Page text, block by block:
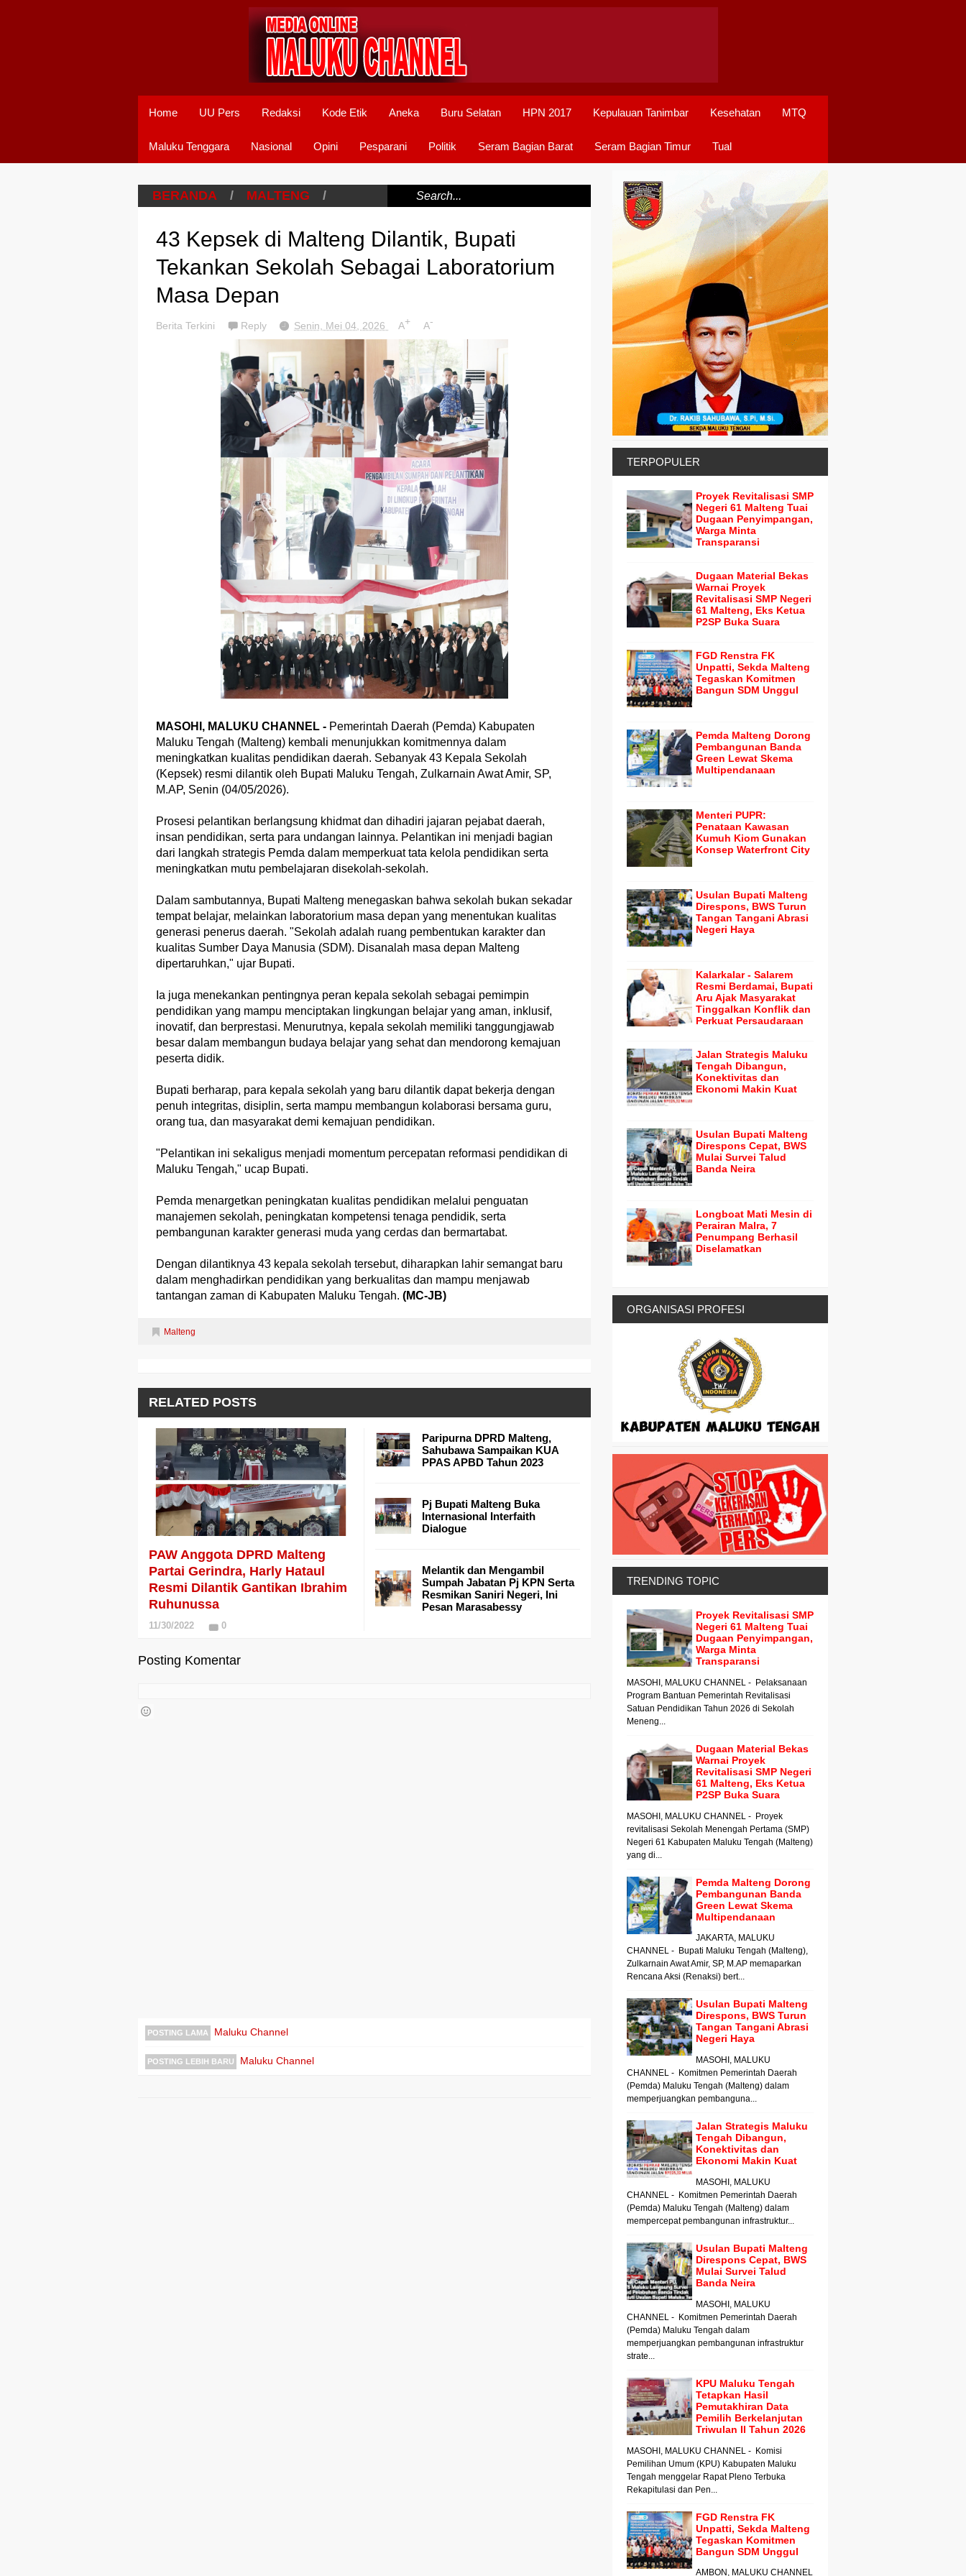
Home UU Pers Redaksi Kode Etik Aneka Buru Selatan HPN 2017 Kepulauan Tanimbar Kesehatan MTQ
Maluku Tenggara Nasional Opini Pesparani Politik Seram Bagian Barat Seram Bagian Timur Tual
BERANDA / MALTENG /
43 Kepsek di Malteng Dilantik, Bupati
Tekankan Sekolah Sebagai Laboratorium
Masa Depan
Berita Terkini Reply Senin, Mei 04, 2026 A+ A-
MASOHI, MALUKU CHANNEL - Pemerintah Daerah (Pemda) Kabupaten
Maluku Tengah (Malteng) kembali menunjukkan komitmennya dalam
meningkatkan kualitas pendidikan daerah. Sebanyak 43 Kepala Sekolah
(Kepsek) resmi dilantik oleh Bupati Maluku Tengah, Zulkarnain Awat Amir, SP,
M.AP, Senin (04/05/2026).
Prosesi pelantikan berlangsung khidmat dan dihadiri jajaran pejabat daerah,
insan pendidikan, serta para undangan lainnya. Pelantikan ini menjadi bagian
dari langkah strategis Pemda dalam memperkuat tata kelola pendidikan serta
meningkatkan mutu pembelajaran disekolah-sekolah.
Dalam sambutannya, Bupati Malteng menegaskan bahwa sekolah bukan sekadar
tempat belajar, melainkan laboratorium masa depan yang menentukan kualitas
generasi penerus daerah. "Sekolah adalah ruang pembentukan karakter dan
kualitas Sumber Daya Manusia (SDM). Disanalah masa depan Malteng
dipertaruhkan," ujar Bupati.
Ia juga menekankan pentingnya peran kepala sekolah sebagai pemimpin
pendidikan yang mampu menciptakan lingkungan belajar yang aman, inklusif,
inovatif, dan berprestasi. Menurutnya, kepala sekolah memiliki tanggungjawab
besar dalam membangun budaya belajar yang sehat dan mendorong kemajuan
peserta didik.
Bupati berharap, para kepala sekolah yang baru dilantik dapat bekerja dengan
penuh integritas, disiplin, serta mampu membangun kolaborasi bersama guru,
orang tua, dan masyarakat demi kemajuan pendidikan.
"Pelantikan ini sekaligus menjadi momentum percepatan reformasi pendidikan di
Maluku Tengah," ucap Bupati.
Pemda menargetkan peningkatan kualitas pendidikan melalui penguatan
manajemen sekolah, peningkatan kompetensi tenaga pendidik, serta
pembangunan karakter generasi muda yang cerdas dan bermartabat.
Dengan dilantiknya 43 kepala sekolah tersebut, diharapkan lahir semangat baru
dalam menghadirkan pendidikan yang berkualitas dan mampu menjawab
tantangan zaman di Kabupaten Maluku Tengah. (MC-JB)
Malteng
RELATED POSTS
PAW Anggota DPRD Malteng
Partai Gerindra, Harly Hataul
Resmi Dilantik Gantikan Ibrahim
Ruhunussa
11/30/2022 0
Paripurna DPRD Malteng,
Sahubawa Sampaikan KUA
PPAS APBD Tahun 2023
Pj Bupati Malteng Buka
Internasional Interfaith
Dialogue
Melantik dan Mengambil
Sumpah Jabatan Pj KPN Serta
Resmikan Saniri Negeri, Ini
Pesan Marasabessy
Posting Komentar
POSTING LAMA Maluku Channel
POSTING LEBIH BARU Maluku Channel
TERPOPULER
Proyek Revitalisasi SMP
Negeri 61 Malteng Tuai
Dugaan Penyimpangan,
Warga Minta
Transparansi
Dugaan Material Bekas
Warnai Proyek
Revitalisasi SMP Negeri
61 Malteng, Eks Ketua
P2SP Buka Suara
FGD Renstra FK
Unpatti, Sekda Malteng
Tegaskan Komitmen
Bangun SDM Unggul
Pemda Malteng Dorong
Pembangunan Banda
Green Lewat Skema
Multipendanaan
Menteri PUPR:
Penataan Kawasan
Kumuh Kiom Gunakan
Konsep Waterfront City
Usulan Bupati Malteng
Direspons, BWS Turun
Tangan Tangani Abrasi
Negeri Haya
Kalarkalar - Salarem
Resmi Berdamai, Bupati
Aru Ajak Masyarakat
Tinggalkan Konflik dan
Perkuat Persaudaraan
Jalan Strategis Maluku
Tengah Dibangun,
Konektivitas dan
Ekonomi Makin Kuat
Usulan Bupati Malteng
Direspons Cepat, BWS
Mulai Survei Talud
Banda Neira
Longboat Mati Mesin di
Perairan Malra, 7
Penumpang Berhasil
Diselamatkan
ORGANISASI PROFESI
TRENDING TOPIC
Proyek Revitalisasi SMP
Negeri 61 Malteng Tuai
Dugaan Penyimpangan,
Warga Minta
Transparansi
MASOHI, MALUKU CHANNEL - Pelaksanaan
Program Bantuan Pemerintah Revitalisasi
Satuan Pendidikan Tahun 2026 di Sekolah
Meneng...
Dugaan Material Bekas
Warnai Proyek
Revitalisasi SMP Negeri
61 Malteng, Eks Ketua
P2SP Buka Suara
MASOHI, MALUKU CHANNEL - Proyek
revitalisasi Sekolah Menengah Pertama (SMP)
Negeri 61 Kabupaten Maluku Tengah (Malteng)
yang di...
Pemda Malteng Dorong
Pembangunan Banda
Green Lewat Skema
Multipendanaan
JAKARTA, MALUKU
CHANNEL - Bupati Maluku Tengah (Malteng),
Zulkarnain Awat Amir, SP, M.AP memaparkan
Rencana Aksi (Renaksi) bert...
Usulan Bupati Malteng
Direspons, BWS Turun
Tangan Tangani Abrasi
Negeri Haya
MASOHI, MALUKU
CHANNEL - Komitmen Pemerintah Daerah
(Pemda) Maluku Tengah (Malteng) dalam
memperjuangkan pembanguna...
Jalan Strategis Maluku
Tengah Dibangun,
Konektivitas dan
Ekonomi Makin Kuat
MASOHI, MALUKU
CHANNEL - Komitmen Pemerintah Daerah
(Pemda) Maluku Tengah (Malteng) dalam
mempercepat pembangunan infrastruktur...
Usulan Bupati Malteng
Direspons Cepat, BWS
Mulai Survei Talud
Banda Neira
MASOHI, MALUKU
CHANNEL - Komitmen Pemerintah Daerah
(Pemda) Maluku Tengah dalam
memperjuangkan pembangunan infrastruktur
strate...
KPU Maluku Tengah
Tetapkan Hasil
Pemutakhiran Data
Pemilih Berkelanjutan
Triwulan II Tahun 2026
MASOHI, MALUKU CHANNEL - Komisi
Pemilihan Umum (KPU) Kabupaten Maluku
Tengah menggelar Rapat Pleno Terbuka
Rekapitulasi dan Pen...
FGD Renstra FK
Unpatti, Sekda Malteng
Tegaskan Komitmen
Bangun SDM Unggul
AMBON, MALUKU CHANNEL